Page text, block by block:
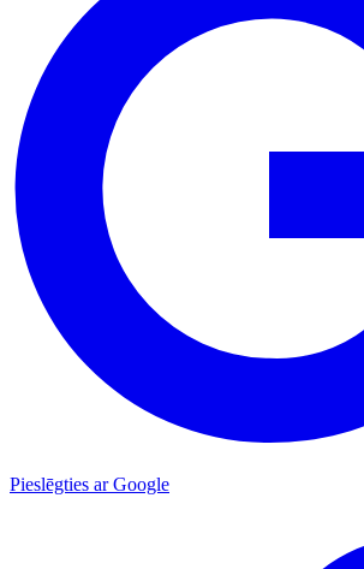
Pieslēgties ar Google